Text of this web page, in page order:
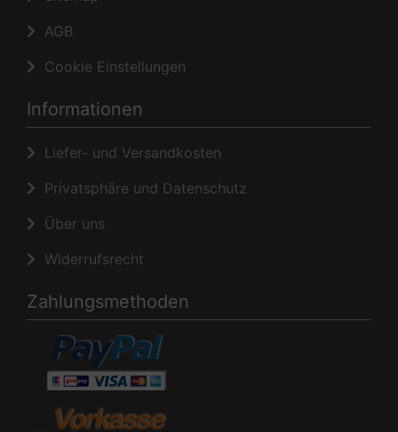
AGB
Cookie Einstellungen
Informationen
Liefer- und Versandkosten
Privatsphäre und Datenschutz
Über uns
Widerrufsrecht
Zahlungsmethoden